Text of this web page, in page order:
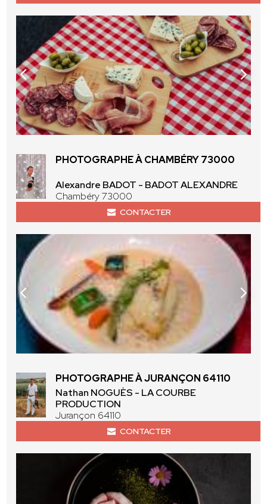
PHOTOGRAPHE À CHAMBÉRY 73000
Alexandre BADOT - BADOT ALEXANDRE
Chambéry 73000
CONTACTER
PHOTOGRAPHE À JURANÇON 64110
Nathan NOGUÈS - LA COURBE
PRODUCTION
Jurançon 64110
CONTACTER